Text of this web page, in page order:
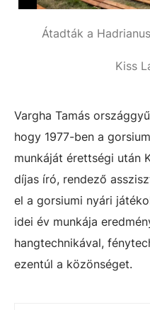
Átadták a
Kiss
Vargha Tamás
hogy 1977-ben a
munkáját érettségi után
díjas író, rendező
el a gorsiumi nyári
idei év munkája
hangtechnikával,
ezentúl a közönséget.